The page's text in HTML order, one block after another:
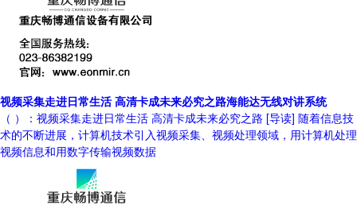
视频采集走进日常生活 高清卡成未来必究之路海能达无线对讲系统
（ ）：视频采集走进日常生活 高清卡成未来必究之路 [导读] 随着信息技
术的不断进展，计算机技术引入视频采集、视频处理领域，用计算机处理
视频信息和用数字传输视频数据